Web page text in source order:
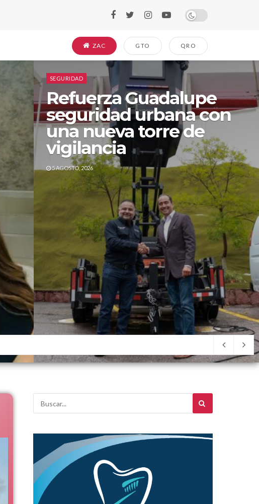
ZAC GTO QRO
SEGURIDAD
Refuerza Guadalupe
seguridad urbana con
una nueva torre de
vigilancia
5 AGOSTO, 2026